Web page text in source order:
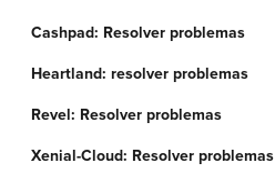
Cashpad: Resolver problemas
Heartland: resolver problemas
Revel: Resolver problemas
Xenial-Cloud: Resolver problemas